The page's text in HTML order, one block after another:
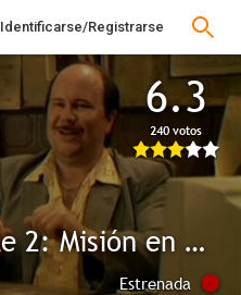
Identificarse/Registrarse
6.3
240 votos
Torrente 2: Misión en Marbella
Estrenada